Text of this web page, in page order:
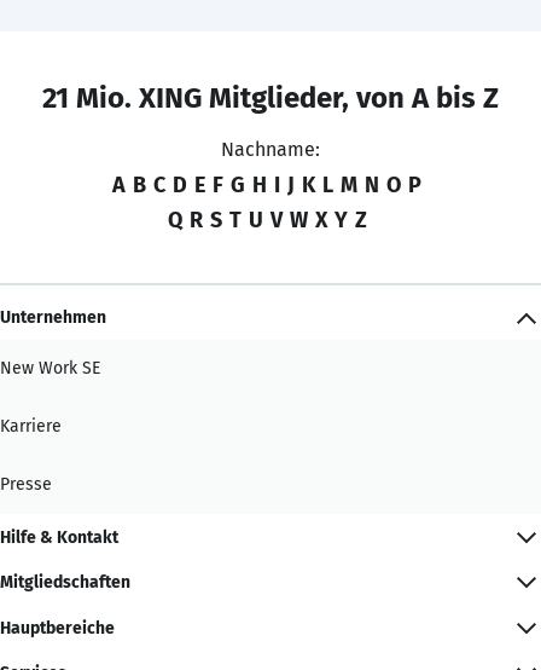
21 Mio. XING Mitglieder, von A bis Z
Nachname:
A B C D E F G H I J K L M N O P
Q R S T U V W X Y Z
Unternehmen
New Work SE
Karriere
Presse
Hilfe & Kontakt
Mitgliedschaften
Hauptbereiche